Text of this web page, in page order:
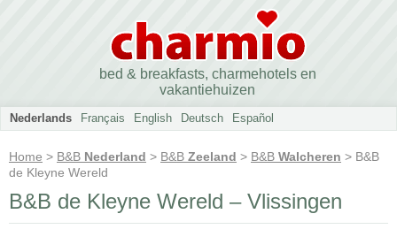
bed & breakfasts, charmehotels en
vakantiehuizen
Nederlands Français English Deutsch Español
Home > B&B Nederland > B&B Zeeland > B&B Walcheren > B&B
de Kleyne Wereld
B&B de Kleyne Wereld – Vlissingen